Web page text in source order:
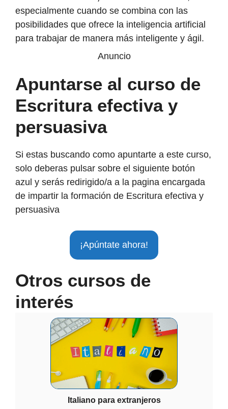
especialmente cuando se combina con las
posibilidades que ofrece la inteligencia artificial
para trabajar de manera más inteligente y ágil.
Anuncio
Apuntarse al curso de
Escritura efectiva y
persuasiva
Si estas buscando como apuntarte a este curso,
solo deberas pulsar sobre el siguiente botón
azul y serás redirigido/a a la pagina encargada
de impartir la formación de Escritura efectiva y
persuasiva
¡Apúntate ahora!
Otros cursos de
interés
Italiano para extranjeros